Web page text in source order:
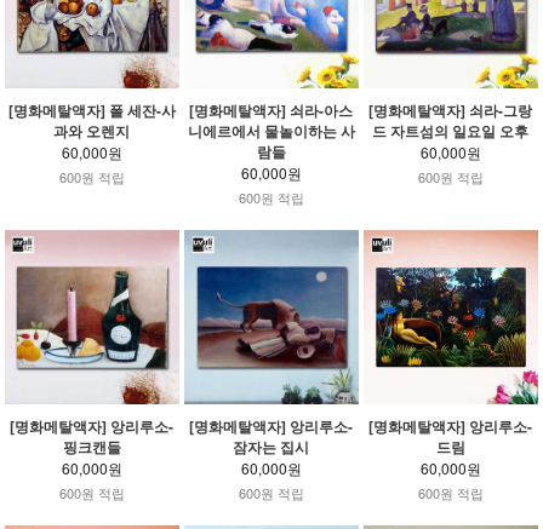
[명화메탈액자] 폴 세잔-사
과와 오렌지
60,000원
600원 적립
[명화메탈액자] 쇠라-아스
니에르에서 물놀이하는 사
람들
60,000원
600원 적립
[명화메탈액자] 쇠라-그랑
드 자트섬의 일요일 오후
60,000원
600원 적립
[명화메탈액자] 앙리루소-
핑크캔들
60,000원
600원 적립
[명화메탈액자] 앙리루소-
잠자는 집시
60,000원
600원 적립
[명화메탈액자] 앙리루소-
드림
60,000원
600원 적립